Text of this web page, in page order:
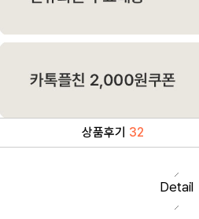
상품후기 32
Detail